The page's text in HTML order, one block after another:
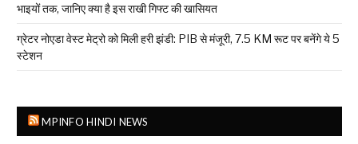
भाइयों तक, जानिए क्या है इस राखी गिफ्ट की खासियत
ग्रेटर नोएडा वेस्ट मेट्रो को मिली हरी झंडी: PIB से मंजूरी, 7.5 KM रूट पर बनेंगे ये 5
स्टेशन
MPINFO HINDI NEWS